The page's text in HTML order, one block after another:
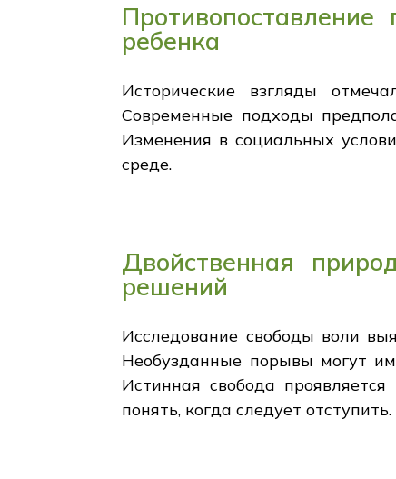
ребенка
Исторические взгляды
Современные подходы
Изменения в социальных
среде.
Двойственная
решений
Исследование свободы воли
Необузданные порывы могут
Истинная свобода
понять, когда следует отступить.